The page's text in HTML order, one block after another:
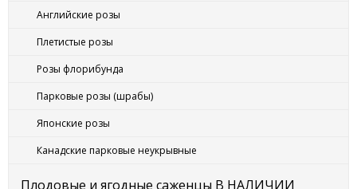
Английские розы
Плетистые розы
Розы флорибунда
Парковые розы (шрабы)
Японские розы
Канадские парковые неукрывные
Плодовые и ягодные саженцы В НАЛИЧИИ